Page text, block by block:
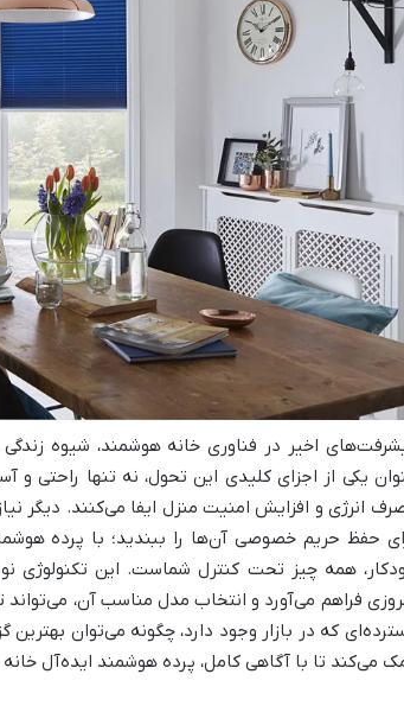
اخیر در فناوری خانه هوشمند، شیوه
یکی از اجزای کلیدی این تحول، نه تنها راحتی
انرژی و افزایش امنیت منزل ایفا می‌کنند. دیگر
حفظ حریم خصوصی آن‌ها را ببندید؛ با پرده
همه چیز تحت کنترل شماست. این تکنولوژی
فراهم می‌آورد و انتخاب مدل مناسب آن، می‌تواند
که در بازار وجود دارد، چگونه می‌توان بهترین
می‌کند تا با آگاهی کامل، پرده هوشمند ایده‌آل خانه